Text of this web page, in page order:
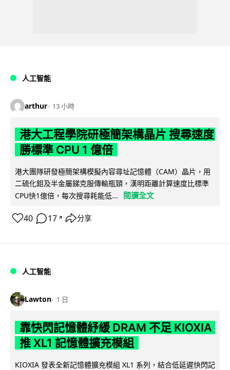
人工智能
arthur 13 小時
港大工程學院研極簡架構晶片 搜尋速度
勝標準 CPU 1 億倍
港大團隊研發極簡架構模擬內容尋址記憶體（CAM）晶片，用
二硫化鉬及半金屬銻克服傳輸瓶頸，漢明距離計算速度比標準
CPU快1億倍，每次搜尋耗能低...
閱讀全文
40 17 ↗ 分享
人工智能
Lawton 1 日
靠快閃記憶體紓緩 DRAM 不足 KIOXIA
推 XL1 記憶體擴充模組
KIOXIA 發表全新記憶體擴充模組 XL1 系列，結合低延遲快閃記